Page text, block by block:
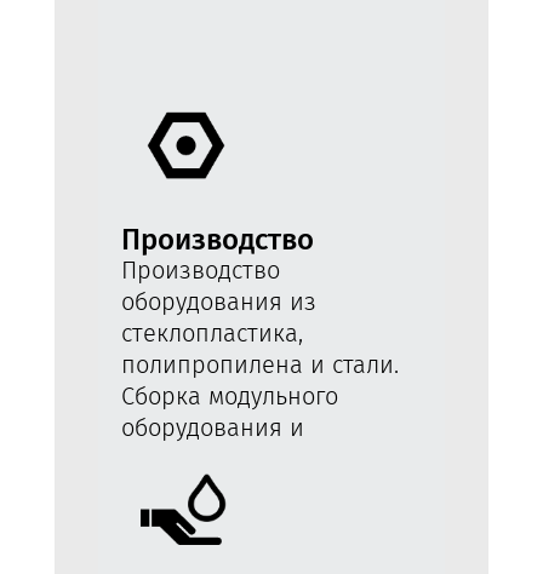
Производство
Производство
оборудования из
стеклопластика,
полипропилена и стали.
Сборка модульного
оборудования и
строительными работами.